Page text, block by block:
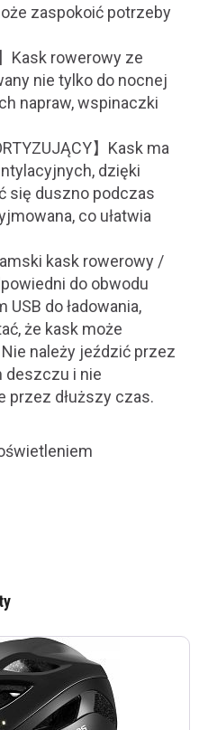
zaspokoić potrzeby
Kask rowerowy ze
nie tylko do nocnej
napraw, wspinaczki
】Kask ma
dzięki
się duszno podczas
co ułatwia
kask rowerowy /
do obwodu
USB do ładowania,
że kask może
należy jeździć przez
deszczu i nie
przez dłuższy czas.